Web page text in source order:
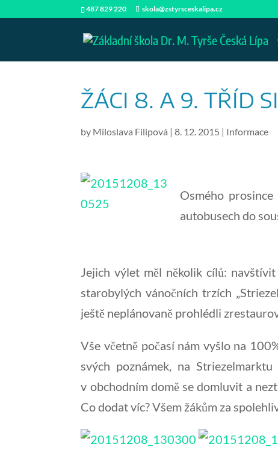
487 829 220 skola@zstyrsceskalipa.cz
ŽÁCI 8. A 9. TŘÍD
by Miloslava Filipová |8. 12. 2015 | Informace
Osmého
autobusech do
Jejich výlet měl několik cílů:
starobylých vánočních trzích
ještě neplánovaně prohlédli
Vše včetně počasí nám vyšlo na
svých poznámek, na
v obchodním domě se domluvit a
Co dodat víc? Všem žákům za